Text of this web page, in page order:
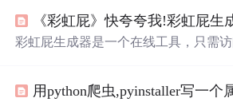
《彩虹屁》快夸夸我!彩虹屁生
彩虹屁生成器是一个在线工具，只需